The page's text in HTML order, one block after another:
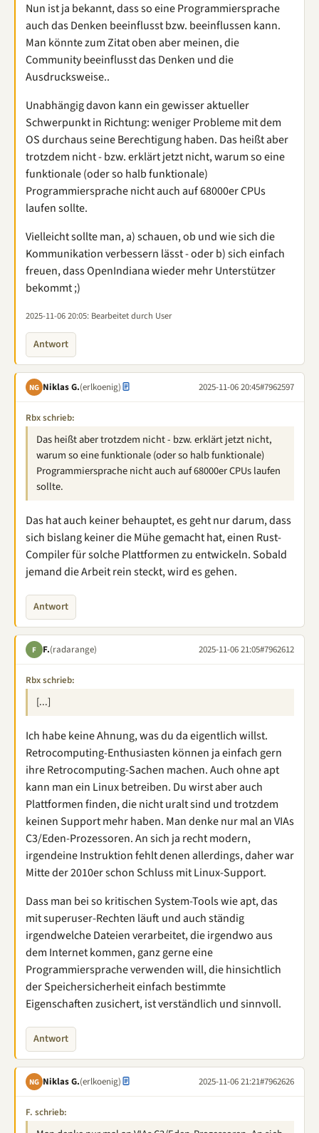
Nun ist ja bekannt, dass so eine Programmiersprache
auch das Denken beeinflusst bzw. beeinflussen kann.
Man könnte zum Zitat oben aber meinen, die
Community beeinflusst das Denken und die
Ausdrucksweise..
Unabhängig davon kann ein gewisser aktueller
Schwerpunkt in Richtung: weniger Probleme mit dem
OS durchaus seine Berechtigung haben. Das heißt aber
trotzdem nicht - bzw. erklärt jetzt nicht, warum so eine
funktionale (oder so halb funktionale)
Programmiersprache nicht auch auf 68000er CPUs
laufen sollte.
Vielleicht sollte man, a) schauen, ob und wie sich die
Kommunikation verbessern lässt - oder b) sich einfach
freuen, dass OpenIndiana wieder mehr Unterstützer
bekommt ;)
2025-11-06 20:05: Bearbeitet durch User
Antwort
NG Niklas G.(erlkoenig) 2025-11-06 20:45#7962597
Rbx schrieb:
Das heißt aber trotzdem nicht - bzw. erklärt jetzt nicht,
warum so eine funktionale (oder so halb funktionale)
Programmiersprache nicht auch auf 68000er CPUs laufen
sollte.
Das hat auch keiner behauptet, es geht nur darum, dass
sich bislang keiner die Mühe gemacht hat, einen Rust-
Compiler für solche Plattformen zu entwickeln. Sobald
jemand die Arbeit rein steckt, wird es gehen.
Antwort
F F.(radarange) 2025-11-06 21:05#7962612
Rbx schrieb:
[...]
Ich habe keine Ahnung, was du da eigentlich willst.
Retrocomputing-Enthusiasten können ja einfach gern
ihre Retrocomputing-Sachen machen. Auch ohne apt
kann man ein Linux betreiben. Du wirst aber auch
Plattformen finden, die nicht uralt sind und trotzdem
keinen Support mehr haben. Man denke nur mal an VIAs
C3/Eden-Prozessoren. An sich ja recht modern,
irgendeine Instruktion fehlt denen allerdings, daher war
Mitte der 2010er schon Schluss mit Linux-Support.
Dass man bei so kritischen System-Tools wie apt, das
mit superuser-Rechten läuft und auch ständig
irgendwelche Dateien verarbeitet, die irgendwo aus
dem Internet kommen, ganz gerne eine
Programmiersprache verwenden will, die hinsichtlich
der Speichersicherheit einfach bestimmte
Eigenschaften zusichert, ist verständlich und sinnvoll.
Antwort
NG Niklas G.(erlkoenig) 2025-11-06 21:21#7962626
F. schrieb: